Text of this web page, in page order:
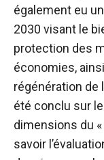
également eu
2030 visant le
protection des
économies,
régénération de
été conclu sur
dimensions du «
savoir